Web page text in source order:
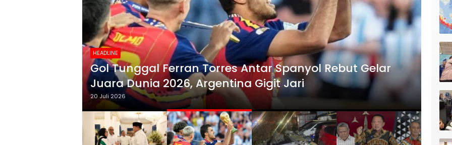
HEADLINE
Gol Tunggal Ferran Torres Antar Spanyol Rebut Gelar
Juara Dunia 2026, Argentina Gigit Jari
20 Juli 2026 13 Juli